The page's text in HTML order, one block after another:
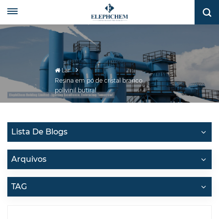
Lar
Resina em pó de cristal branco
polivinil butiral
Lista De Blogs
Arquivos
TAG